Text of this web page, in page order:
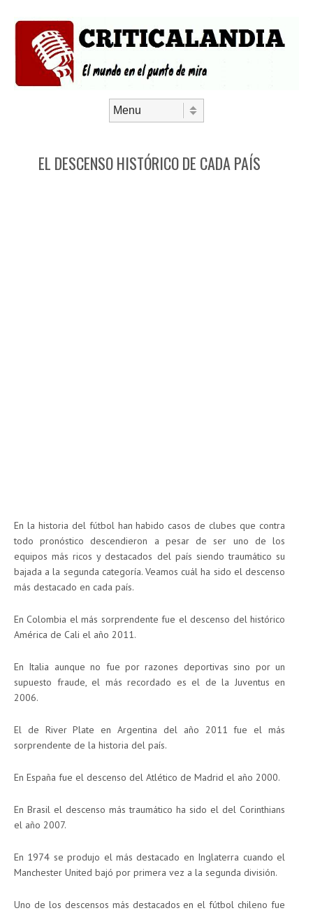
EL DESCENSO HISTÓRICO DE CADA PAÍS
En la historia del fútbol han habido casos de clubes que contra
todo pronóstico descendieron a pesar de ser uno de los
equipos más ricos y destacados del país siendo traumático su
bajada a la segunda categoría. Veamos cuál ha sido el descenso
más destacado en cada país.
En Colombia el más sorprendente fue el descenso del histórico
América de Cali el año 2011.
En Italia aunque no fue por razones deportivas sino por un
supuesto fraude, el más recordado es el de la Juventus en
2006.
El de River Plate en Argentina del año 2011 fue el más
sorprendente de la historia del país.
En España fue el descenso del Atlético de Madrid el año 2000.
En Brasil el descenso más traumático ha sido el del Corinthians
el año 2007.
En 1974 se produjo el más destacado en Inglaterra cuando el
Manchester United bajó por primera vez a la segunda división.
Uno de los descensos más destacados en el fútbol chileno fue